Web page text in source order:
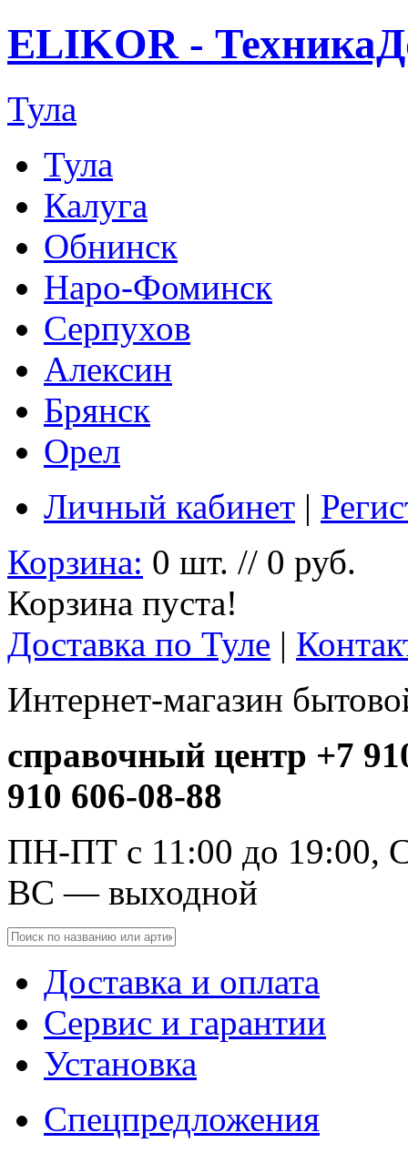
ELIKOR -
Тула
Тула
Калуга
Обнинск
Наро-Фоминск
Серпухов
Алексин
Брянск
Орел
Личный кабинет |
Корзина: 0 шт. // 0 руб.
Корзина пуста!
Доставка по Туле |
Интернет-магазин
справочный центр +7
910 606-08-88
ПН-ПТ с 11:00 до 19:00,
ВС — выходной
Доставка и оплата
Сервис и гарантии
Установка
Спецпредложения